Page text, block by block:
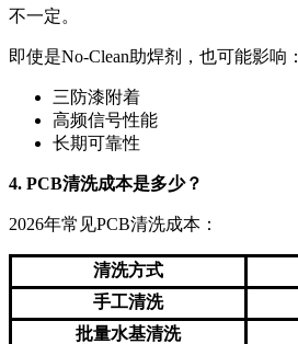
不一定。
即使是No-Clean助焊剂，也可能影响：
三防漆附着
高频信号性能
长期可靠性
4. PCB清洗成本是多少？
2026年常见PCB清洗成本：
清洗方式
手工清洗
批量水基清洗